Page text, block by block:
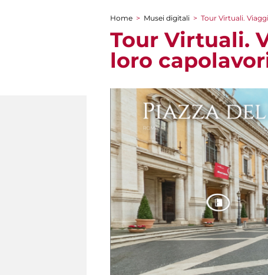
You are here
Home > Musei digitali > Tour Virtuali.
Tour Virtuali.
loro